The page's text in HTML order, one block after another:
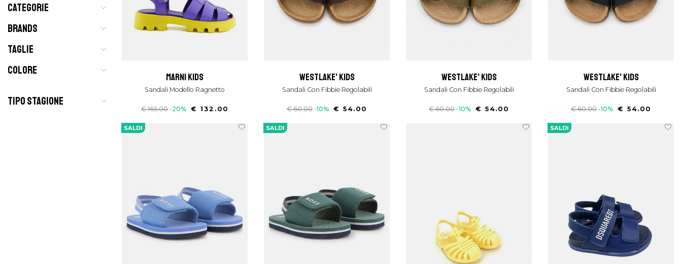
CATEGORIE
BRANDS
TAGLIE
COLORE
TIPO STAGIONE
marni kids
Sandali Modello Ragnetto
€ 165.00 -20% € 132.00
westlake' kids
Sandali Con Fibbie Regolabili
€ 60.00 -10% € 54.00
westlake' kids
Sandali Con Fibbie Regolabili
€ 60.00 -10% € 54.00
westlake' kids
Sandali Con Fibbie Regolabili
€ 60.00 -10% € 54.00
SALDI SALDI SALDI